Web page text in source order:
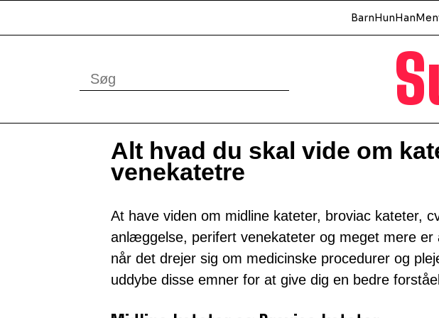
BarnHunHan
Alt hvad du skal vide om
venekatetre
At have viden om midline kateter, broviac kateter,
anlæggelse, perifert venekateter og meget mere
når det drejer sig om medicinske procedurer og
uddybe disse emner for at give dig en bedre